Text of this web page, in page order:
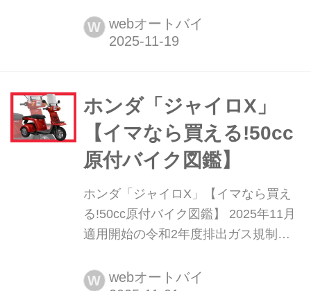
型の電動原付バイク「JOG E」を発
表。12月22日に東京・大阪の地域限定
W webオートバイ
ホンダ「ジャイロX」
【イマなら買える!50cc
原付バイク図鑑】
ホンダ「ジャイロX」【イマなら買え
る!50cc原付バイク図鑑】 2025年11月
適用開始の令和2年度排出ガス規制に
付バイクはすべて生産が終了しまし
W webオートバイ